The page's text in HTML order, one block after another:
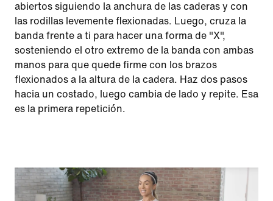
abiertos siguiendo la anchura de las caderas y con
las rodillas levemente flexionadas. Luego, cruza la
banda frente a ti para hacer una forma de "X",
sosteniendo el otro extremo de la banda con ambas
manos para que quede firme con los brazos
flexionados a la altura de la cadera. Haz dos pasos
hacia un costado, luego cambia de lado y repite. Esa
es la primera repetición.